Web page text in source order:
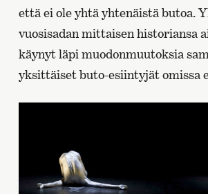
että ei ole yhtä yhtenäistä butoa.
vuosisadan mittaisen historiansa
käynyt läpi muodonmuutoksia
yksittäiset buto-esiintyjät omissa